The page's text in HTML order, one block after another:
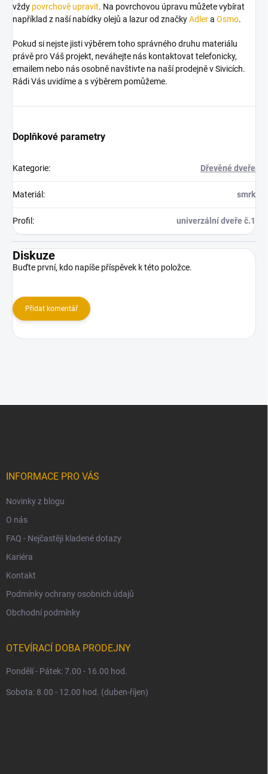
vždy povrchově upravit. Na povrchovou úpravu můžete vybírat
například z naší nabídky olejů a lazur od značkyAdlera Osmo.
Pokud si nejste jisti výběrem toho správného druhu materiálu
právě pro Váš projekt, neváhejte nás kontaktovat telefonicky,
emailem nebo nás osobně navštivte na naší prodejně v Sivicích.
Rádi Vás uvidíme a s výběrem pomůžeme.
Doplňkové parametry
Kategorie: Dřevěné dveře
Materiál : smrk
Profil : univerzální dveře č.1
Diskuze
Buďte první, kdo napíše příspěvek k této položce.
Přidat komentář
INFORMACE PRO VÁS
Novinky z blogu
O nás
FAQ - Nejčastěji kladené dotazy
Kariéra
Kontakt
Podmínky ochrany osobních údajů
Obchodní podmínky
OTEVÍRACÍ DOBA PRODEJNY
Pondělí - Pátek: 7.00 - 16.00 hod.
Sobota: 8.00 - 12.00 hod. (duben-říjen)